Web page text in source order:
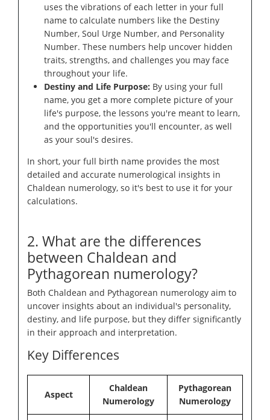
uses the vibrations of each letter in your full
name to calculate numbers like the Destiny
Number, Soul Urge Number, and Personality
Number. These numbers help uncover hidden
traits, strengths, and challenges you may face
throughout your life.
Destiny and Life Purpose: By using your full
name, you get a more complete picture of your
life's purpose, the lessons you're meant to learn,
and the opportunities you'll encounter, as well
as your soul's desires.
In short, your full birth name provides the most
detailed and accurate numerological insights in
Chaldean numerology, so it's best to use it for your
calculations.
2. What are the differences
between Chaldean and
Pythagorean numerology?
Both Chaldean and Pythagorean numerology aim to
uncover insights about an individual's personality,
destiny, and life purpose, but they differ significantly
in their approach and interpretation.
Key Differences
Aspect
Chaldean
Numerology
Pythagorean
Numerology